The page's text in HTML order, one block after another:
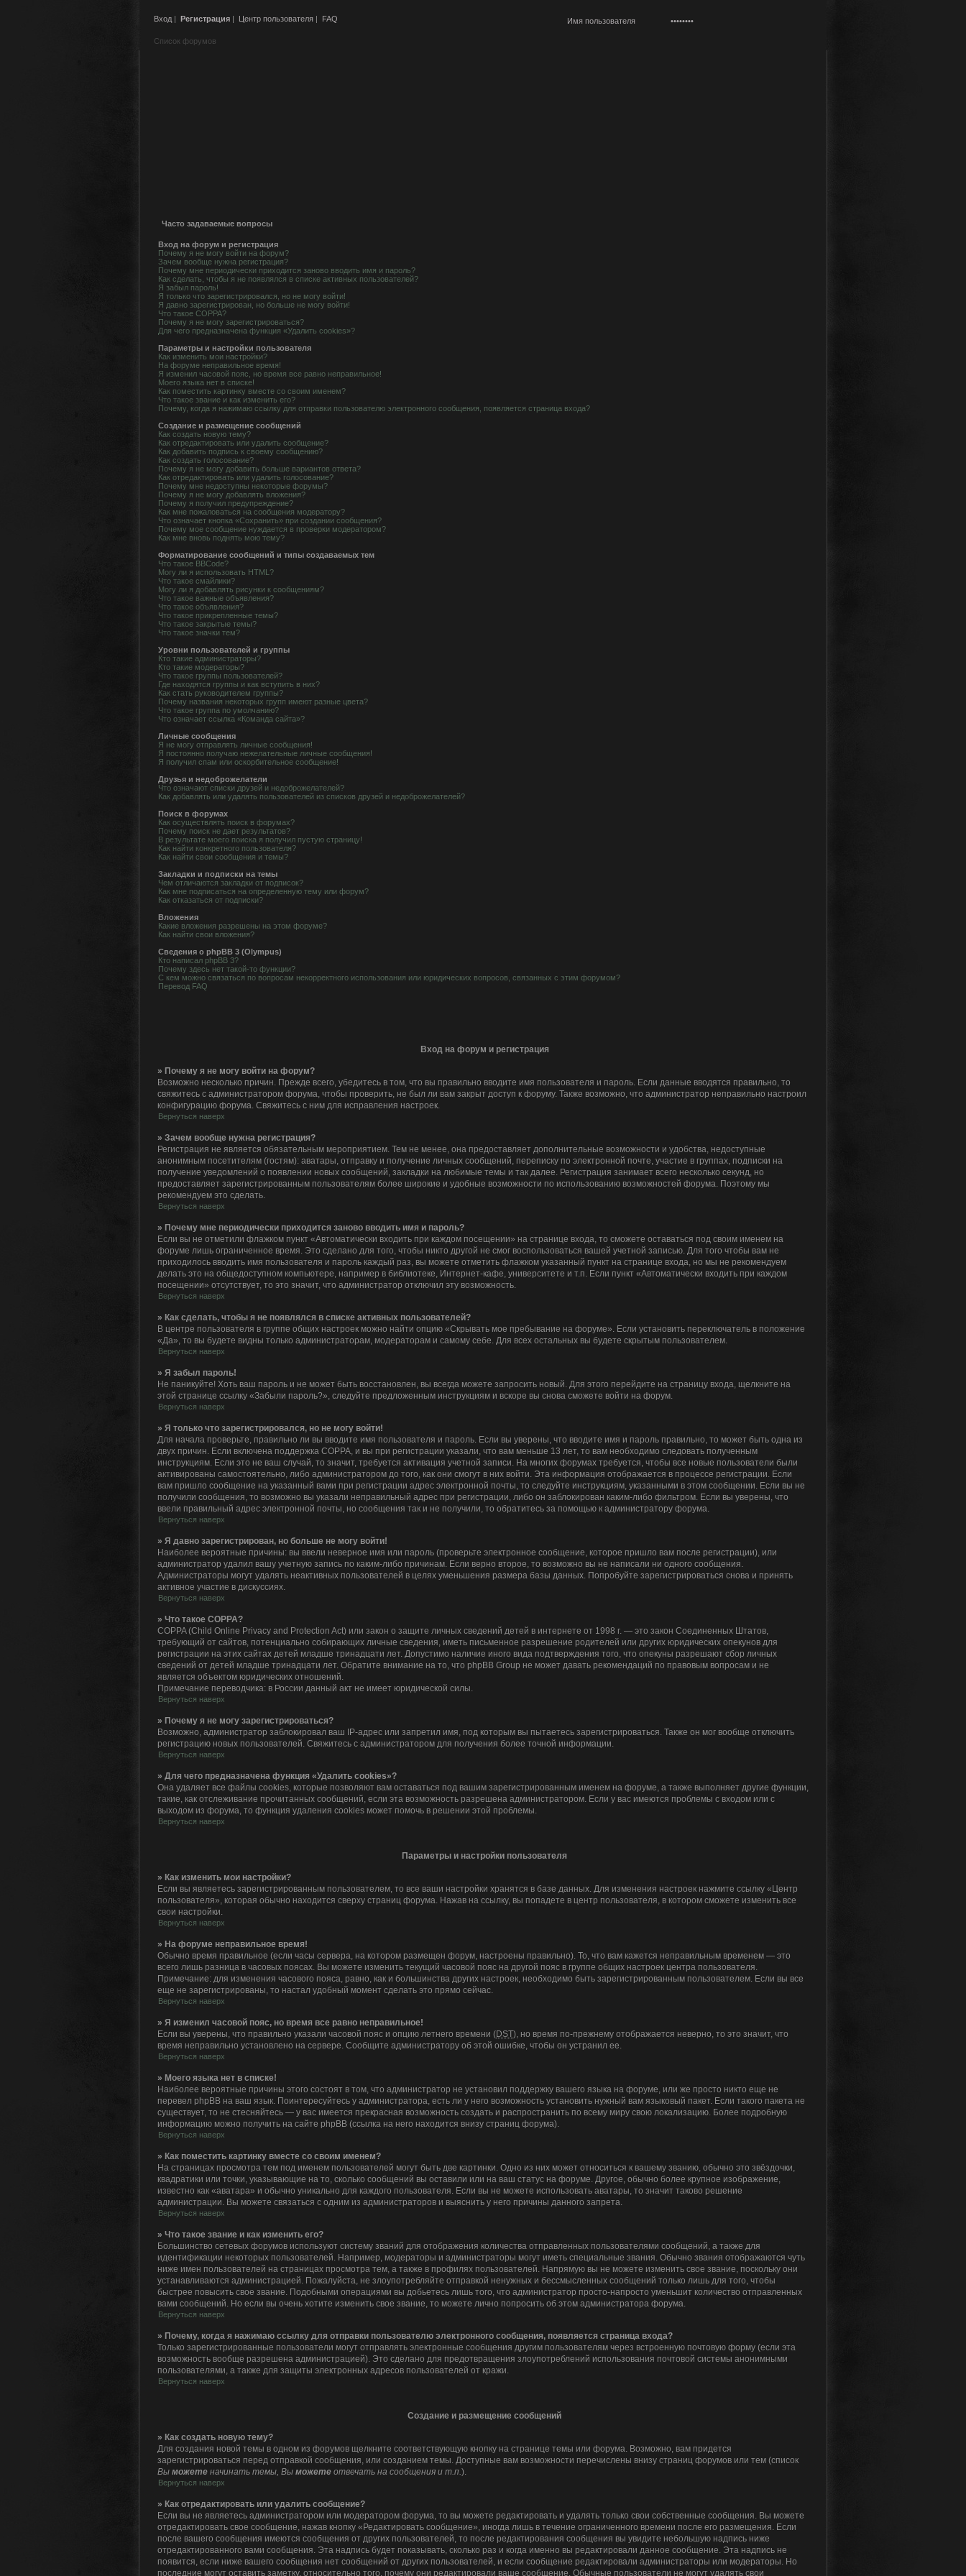
Вход | Регистрация | Центр пользователя | FAQ
Список форумов
Часто задаваемые вопросы
Вход на форум и регистрация
Почему я не могу войти на форум?
Зачем вообще нужна регистрация?
Почему мне периодически приходится заново вводить имя и пароль?
Как сделать, чтобы я не появлялся в списке активных пользователей?
Я забыл пароль!
Я только что зарегистрировался, но не могу войти!
Я давно зарегистрирован, но больше не могу войти!
Что такое COPPA?
Почему я не могу зарегистрироваться?
Для чего предназначена функция «Удалить cookies»?
Параметры и настройки пользователя
Как изменить мои настройки?
На форуме неправильное время!
Я изменил часовой пояс, но время все равно неправильное!
Моего языка нет в списке!
Как поместить картинку вместе со своим именем?
Что такое звание и как изменить его?
Почему, когда я нажимаю ссылку для отправки пользователю электронного сообщения, появляется страница входа?
Создание и размещение сообщений
Как создать новую тему?
Как отредактировать или удалить сообщение?
Как добавить подпись к своему сообщению?
Как создать голосование?
Почему я не могу добавить больше вариантов ответа?
Как отредактировать или удалить голосование?
Почему мне недоступны некоторые форумы?
Почему я не могу добавлять вложения?
Почему я получил предупреждение?
Как мне пожаловаться на сообщения модератору?
Что означает кнопка «Сохранить» при создании сообщения?
Почему мое сообщение нуждается в проверки модератором?
Как мне вновь поднять мою тему?
Форматирование сообщений и типы создаваемых тем
Что такое BBCode?
Могу ли я использовать HTML?
Что такое смайлики?
Могу ли я добавлять рисунки к сообщениям?
Что такое важные объявления?
Что такое объявления?
Что такое прикрепленные темы?
Что такое закрытые темы?
Что такое значки тем?
Уровни пользователей и группы
Кто такие администраторы?
Кто такие модераторы?
Что такое группы пользователей?
Где находятся группы и как вступить в них?
Как стать руководителем группы?
Почему названия некоторых групп имеют разные цвета?
Что такое группа по умолчанию?
Что означает ссылка «Команда сайта»?
Личные сообщения
Я не могу отправлять личные сообщения!
Я постоянно получаю нежелательные личные сообщения!
Я получил спам или оскорбительное сообщение!
Друзья и недоброжелатели
Что означают списки друзей и недоброжелателей?
Как добавлять или удалять пользователей из списков друзей и недоброжелателей?
Поиск в форумах
Как осуществлять поиск в форумах?
Почему поиск не дает результатов?
В результате моего поиска я получил пустую страницу!
Как найти конкретного пользователя?
Как найти свои сообщения и темы?
Закладки и подписки на темы
Чем отличаются закладки от подписок?
Как мне подписаться на определенную тему или форум?
Как отказаться от подписки?
Вложения
Какие вложения разрешены на этом форуме?
Как найти свои вложения?
Сведения о phpBB 3 (Olympus)
Кто написал phpBB 3?
Почему здесь нет такой-то функции?
С кем можно связаться по вопросам некорректного использования или юридических вопросов, связанных с этим форумом?
Перевод FAQ
Вход на форум и регистрация
» Почему я не могу войти на форум?
Возможно несколько причин. Прежде всего, убедитесь в том, что вы правильно вводите имя пользователя и пароль. Если данные вводятся правильно, то
свяжитесь с администратором форума, чтобы проверить, не был ли вам закрыт доступ к форуму. Также возможно, что администратор неправильно настроил
конфигурацию форума. Свяжитесь с ним для исправления настроек.
Вернуться наверх
» Зачем вообще нужна регистрация?
Регистрация не является обязательным мероприятием. Тем не менее, она предоставляет дополнительные возможности и удобства, недоступные
анонимным посетителям (гостям): аватары, отправку и получение личных сообщений, переписку по электронной почте, участие в группах, подписки на
получение уведомлений о появлении новых сообщений, закладки на любимые темы и так далее. Регистрация занимает всего несколько секунд, но
предоставляет зарегистрированным пользователям более широкие и удобные возможности по использованию возможностей форума. Поэтому мы
рекомендуем это сделать.
Вернуться наверх
» Почему мне периодически приходится заново вводить имя и пароль?
Если вы не отметили флажком пункт «Автоматически входить при каждом посещении» на странице входа, то сможете оставаться под своим именем на
форуме лишь ограниченное время. Это сделано для того, чтобы никто другой не смог воспользоваться вашей учетной записью. Для того чтобы вам не
приходилось вводить имя пользователя и пароль каждый раз, вы можете отметить флажком указанный пункт на странице входа, но мы не рекомендуем
делать это на общедоступном компьютере, например в библиотеке, Интернет-кафе, университете и т.п. Если пункт «Автоматически входить при каждом
посещении» отсутствует, то это значит, что администратор отключил эту возможность.
Вернуться наверх
» Как сделать, чтобы я не появлялся в списке активных пользователей?
В центре пользователя в группе общих настроек можно найти опцию «Скрывать мое пребывание на форуме». Если установить переключатель в положение
«Да», то вы будете видны только администраторам, модераторам и самому себе. Для всех остальных вы будете скрытым пользователем.
Вернуться наверх
» Я забыл пароль!
Не паникуйте! Хоть ваш пароль и не может быть восстановлен, вы всегда можете запросить новый. Для этого перейдите на страницу входа, щелкните на
этой странице ссылку «Забыли пароль?», следуйте предложенным инструкциям и вскоре вы снова сможете войти на форум.
Вернуться наверх
» Я только что зарегистрировался, но не могу войти!
Для начала проверьте, правильно ли вы вводите имя пользователя и пароль. Если вы уверены, что вводите имя и пароль правильно, то может быть одна из
двух причин. Если включена поддержка COPPA, и вы при регистрации указали, что вам меньше 13 лет, то вам необходимо следовать полученным
инструкциям. Если это не ваш случай, то значит, требуется активация учетной записи. На многих форумах требуется, чтобы все новые пользователи были
активированы самостоятельно, либо администратором до того, как они смогут в них войти. Эта информация отображается в процессе регистрации. Если
вам пришло сообщение на указанный вами при регистрации адрес электронной почты, то следуйте инструкциям, указанными в этом сообщении. Если вы не
получили сообщения, то возможно вы указали неправильный адрес при регистрации, либо он заблокирован каким-либо фильтром. Если вы уверены, что
ввели правильный адрес электронной почты, но сообщения так и не получили, то обратитесь за помощью к администратору форума.
Вернуться наверх
» Я давно зарегистрирован, но больше не могу войти!
Наиболее вероятные причины: вы ввели неверное имя или пароль (проверьте электронное сообщение, которое пришло вам после регистрации), или
администратор удалил вашу учетную запись по каким-либо причинам. Если верно второе, то возможно вы не написали ни одного сообщения.
Администраторы могут удалять неактивных пользователей в целях уменьшения размера базы данных. Попробуйте зарегистрироваться снова и принять
активное участие в дискуссиях.
Вернуться наверх
» Что такое COPPA?
COPPA (Child Online Privacy and Protection Act) или закон о защите личных сведений детей в интернете от 1998 г. — это закон Соединенных Штатов,
требующий от сайтов, потенциально собирающих личные сведения, иметь письменное разрешение родителей или других юридических опекунов для
регистрации на этих сайтах детей младше тринадцати лет. Допустимо наличие иного вида подтверждения того, что опекуны разрешают сбор личных
сведений от детей младше тринадцати лет. Обратите внимание на то, что phpBB Group не может давать рекомендаций по правовым вопросам и не
является объектом юридических отношений.
Примечание переводчика: в России данный акт не имеет юридической силы.
Вернуться наверх
» Почему я не могу зарегистрироваться?
Возможно, администратор заблокировал ваш IP-адрес или запретил имя, под которым вы пытаетесь зарегистрироваться. Также он мог вообще отключить
регистрацию новых пользователей. Свяжитесь с администратором для получения более точной информации.
Вернуться наверх
» Для чего предназначена функция «Удалить cookies»?
Она удаляет все файлы cookies, которые позволяют вам оставаться под вашим зарегистрированным именем на форуме, а также выполняет другие функции,
такие, как отслеживание прочитанных сообщений, если эта возможность разрешена администратором. Если у вас имеются проблемы с входом или с
выходом из форума, то функция удаления cookies может помочь в решении этой проблемы.
Вернуться наверх
Параметры и настройки пользователя
» Как изменить мои настройки?
Если вы являетесь зарегистрированным пользователем, то все ваши настройки хранятся в базе данных. Для изменения настроек нажмите ссылку «Центр
пользователя», которая обычно находится сверху страниц форума. Нажав на ссылку, вы попадете в центр пользователя, в котором сможете изменить все
свои настройки.
Вернуться наверх
» На форуме неправильное время!
Обычно время правильное (если часы сервера, на котором размещен форум, настроены правильно). То, что вам кажется неправильным временем — это
всего лишь разница в часовых поясах. Вы можете изменить текущий часовой пояс на другой пояс в группе общих настроек центра пользователя.
Примечание: для изменения часового пояса, равно, как и большинства других настроек, необходимо быть зарегистрированным пользователем. Если вы все
еще не зарегистрированы, то настал удобный момент сделать это прямо сейчас.
Вернуться наверх
» Я изменил часовой пояс, но время все равно неправильное!
Если вы уверены, что правильно указали часовой пояс и опцию летнего времени (DST), но время по-прежнему отображается неверно, то это значит, что
время неправильно установлено на сервере. Сообщите администратору об этой ошибке, чтобы он устранил ее.
Вернуться наверх
» Моего языка нет в списке!
Наиболее вероятные причины этого состоят в том, что администратор не установил поддержку вашего языка на форуме, или же просто никто еще не
перевел phpBB на ваш язык. Поинтересуйтесь у администратора, есть ли у него возможность установить нужный вам языковый пакет. Если такого пакета не
существует, то не стесняйтесь — у вас имеется прекрасная возможность создать и распространить по всему миру свою локализацию. Более подробную
информацию можно получить на сайте phpBB (ссылка на него находится внизу страниц форума).
Вернуться наверх
» Как поместить картинку вместе со своим именем?
На страницах просмотра тем под именем пользователей могут быть две картинки. Одно из них может относиться к вашему званию, обычно это звёздочки,
квадратики или точки, указывающие на то, сколько сообщений вы оставили или на ваш статус на форуме. Другое, обычно более крупное изображение,
известно как «аватара» и обычно уникально для каждого пользователя. Если вы не можете использовать аватары, то значит таково решение
администрации. Вы можете связаться с одним из администраторов и выяснить у него причины данного запрета.
Вернуться наверх
» Что такое звание и как изменить его?
Большинство сетевых форумов используют систему званий для отображения количества отправленных пользователями сообщений, а также для
идентификации некоторых пользователей. Например, модераторы и администраторы могут иметь специальные звания. Обычно звания отображаются чуть
ниже имен пользователей на страницах просмотра тем, а также в профилях пользователей. Напрямую вы не можете изменить свое звание, поскольку они
устанавливаются администрацией. Пожалуйста, не злоупотребляйте отправкой ненужных и бессмысленных сообщений только лишь для того, чтобы
быстрее повысить свое звание. Подобными операциями вы добьетесь лишь того, что администратор просто-напросто уменьшит количество отправленных
вами сообщений. Но если вы очень хотите изменить свое звание, то можете лично попросить об этом администратора форума.
Вернуться наверх
» Почему, когда я нажимаю ссылку для отправки пользователю электронного сообщения, появляется страница входа?
Только зарегистрированные пользователи могут отправлять электронные сообщения другим пользователям через встроенную почтовую форму (если эта
возможность вообще разрешена администрацией). Это сделано для предотвращения злоупотреблений использования почтовой системы анонимными
пользователями, а также для защиты электронных адресов пользователей от кражи.
Вернуться наверх
Создание и размещение сообщений
» Как создать новую тему?
Для создания новой темы в одном из форумов щелкните соответствующую кнопку на странице темы или форума. Возможно, вам придется
зарегистрироваться перед отправкой сообщения, или созданием темы. Доступные вам возможности перечислены внизу страниц форумов или тем (список
Вы можете начинать темы, Вы можете отвечать на сообщения и т.п.).
Вернуться наверх
» Как отредактировать или удалить сообщение?
Если вы не являетесь администратором или модератором форума, то вы можете редактировать и удалять только свои собственные сообщения. Вы можете
отредактировать свое сообщение, нажав кнопку «Редактировать сообщение», иногда лишь в течение ограниченного времени после его размещения. Если
после вашего сообщения имеются сообщения от других пользователей, то после редактирования сообщения вы увидите небольшую надпись ниже
отредактированного вами сообщения. Эта надпись будет показывать, сколько раз и когда именно вы редактировали данное сообщение. Эта надпись не
появится, если ниже вашего сообщения нет сообщений от других пользователей, и если сообщение редактировали администраторы или модераторы. Но
последние могут оставить заметку, относительно того, почему они редактировали ваше сообщение. Обычные пользователи не могут удалять свои